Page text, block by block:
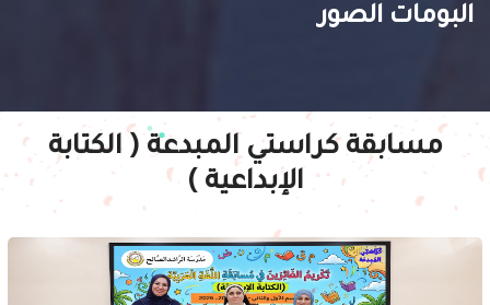
البومات الصور
مسابقة كراستي المبدعة ( الكتابة
الإبداعية )